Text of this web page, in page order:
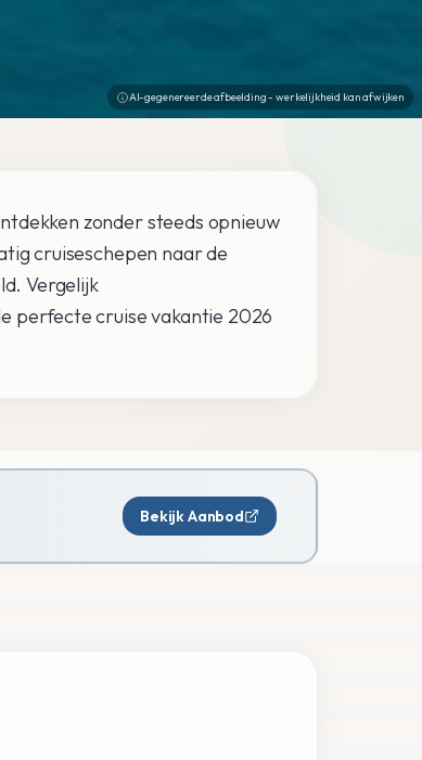
AI-gegenereerde afbeelding - werkelijkheid kan afwijken
zonder steeds opnieuw
cruiseschepen naar de
Vergelijk
perfecte cruise vakantie 2026
Bekijk Aanbod